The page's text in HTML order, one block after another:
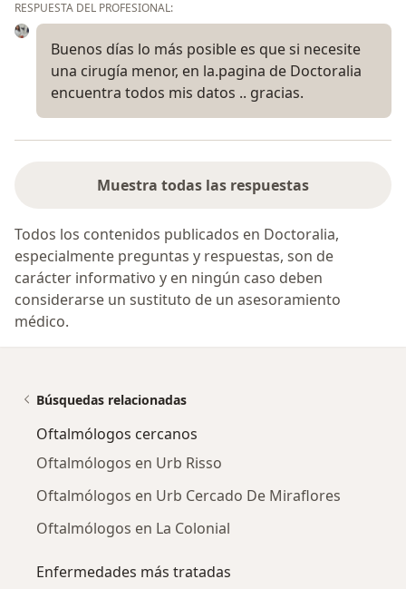
RESPUESTA DEL PROFESIONAL:
Buenos días lo más posible es que si necesite
una cirugía menor, en la.pagina de Doctoralia
encuentra todos mis datos .. gracias.
Muestra todas las respuestas
Todos los contenidos publicados en Doctoralia,
especialmente preguntas y respuestas, son de
carácter informativo y en ningún caso deben
considerarse un sustituto de un asesoramiento
médico.
Búsquedas relacionadas
Oftalmólogos cercanos
Oftalmólogos en Urb Risso
Oftalmólogos en Urb Cercado De Miraflores
Oftalmólogos en La Colonial
Enfermedades más tratadas